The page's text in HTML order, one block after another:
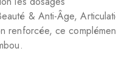
& Anti-Âge,
renforcée, ce